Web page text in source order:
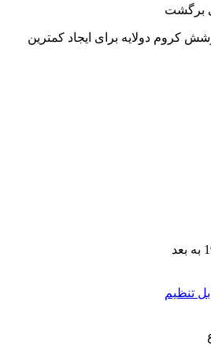
برگشت
با پوشش کروم دولایه برای ایجاد کمترین
تنظیم